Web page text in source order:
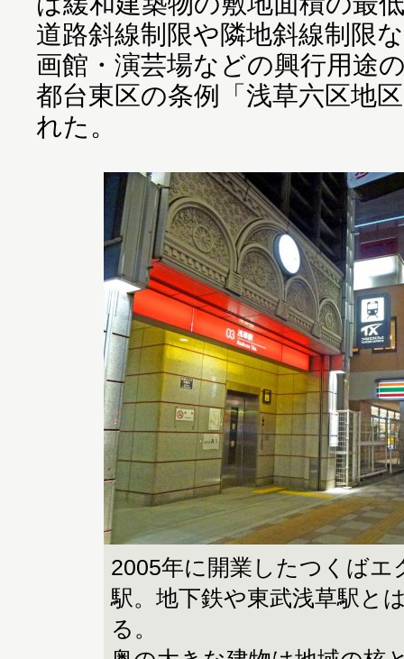
道路斜線制限や隣地斜線制限
画館・演芸場などの興行用途
都台東区の条例「浅草六区地
れた。
2005年に開業したつくばエ
駅。地下鉄や東武浅草駅と
る。